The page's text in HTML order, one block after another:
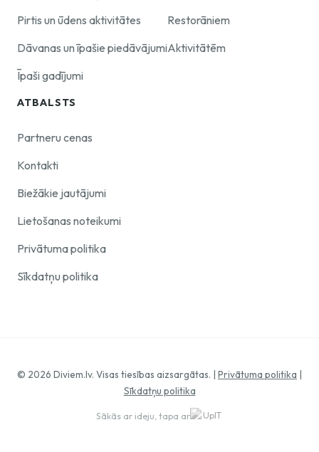
Pirtis un ūdens aktivitātes
Dāvanas un īpašie piedāvājumi
Īpaši gadījumi
Restorāniem
Aktivitātēm
ATBALSTS
Partneru cenas
Kontakti
Biežākie jautājumi
Lietošanas noteikumi
Privātuma politika
Sīkdatņu politika
© 2026 Diviem.lv. Visas tiesības aizsargātas. | Privātuma politika |
Sīkdatņu politika
Sākās ar ideju, tapa ar